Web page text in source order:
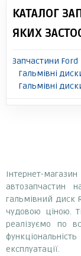
КАТАЛОГ
ЯКИХ
Запчастини Ford
Гальмівні
Гальмівні
Інтернет-
автозапчастин
гальмівний диск
чудовою ціною.
реалізуємо по
експлуатації.